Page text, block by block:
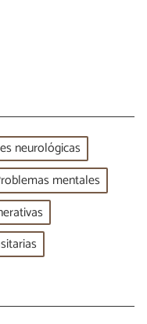
neurológicas
mentales